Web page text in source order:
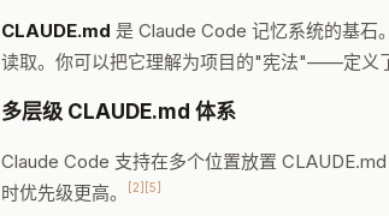
CLAUDE.md 是 Claude Code 记忆系统的基石
读取。你可以把它理解为项目的"宪法"——定义
多层级 CLAUDE.md 体系
Claude Code 支持在多个位置放置
时优先级更高。
[2] [5]